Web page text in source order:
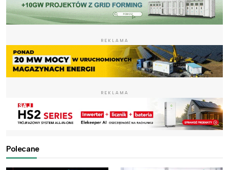
REKLAMA
REKLAMA
Polecane